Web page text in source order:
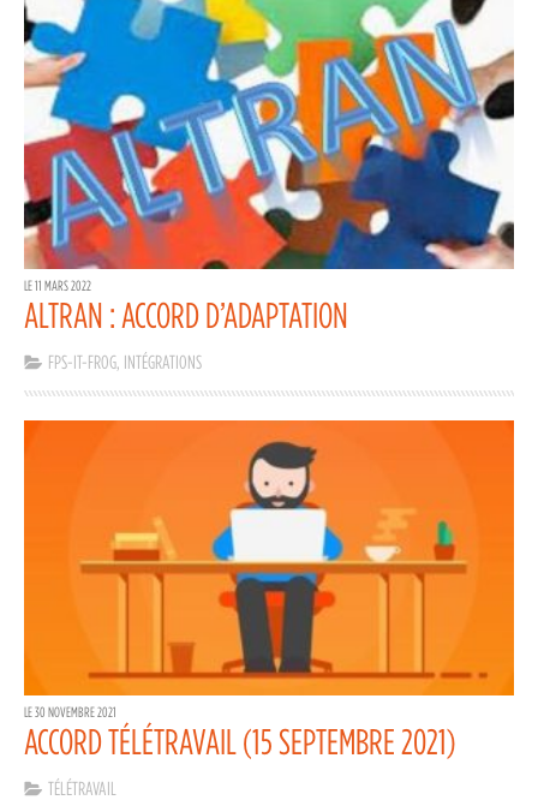
LE 11 MARS 2022
ALTRAN : ACCORD D’ADAPTATION
FPS-IT-FROG INTÉGRATIONS
LE 30 NOVEMBRE 2021
ACCORD TÉLÉTRAVAIL (15 SEPTEMBRE 2021)
TÉLÉTRAVAIL